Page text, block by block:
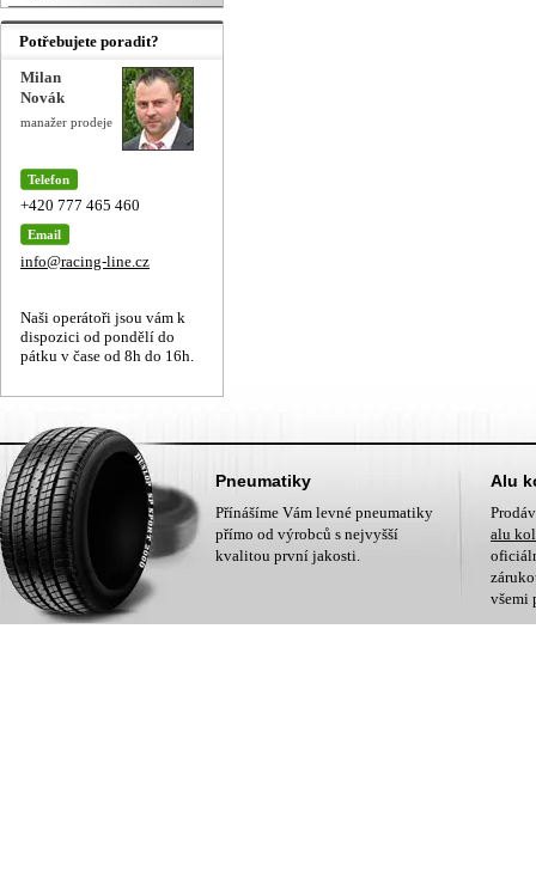
Potřebujete poradit?
Milan
Novák
manažer prodeje
Telefon
+420 777 465 460
Email
info@racing-line.cz
Naši operátoři jsou vám k
dispozici od pondělí do
pátku v čase od 8h do 16h.
Pneumatiky
Přínášíme Vám levné pneumatiky
přímo od výrobců s nejvyšší
kvalitou první jakosti.
Alu
alu
všemi